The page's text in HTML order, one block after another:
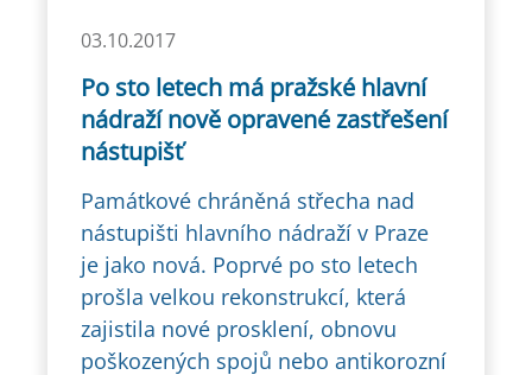
03.10.2017
Po sto letech má pražské hlavní
nádraží nově opravené zastřešení
nástupišť
Památkové chráněná střecha nad
nástupišti hlavního nádraží v Praze
je jako nová. Poprvé po sto letech
prošla velkou rekonstrukcí, která
zajistila nové prosklení, obnovu
poškozených spojů nebo antikorozní